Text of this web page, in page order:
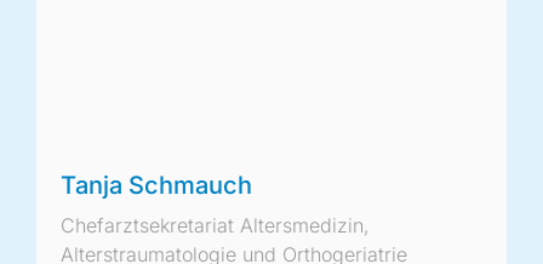
Tanja Schmauch
Chefarztsekretariat Altersmedizin,
Alterstraumatologie und Orthogeriatrie